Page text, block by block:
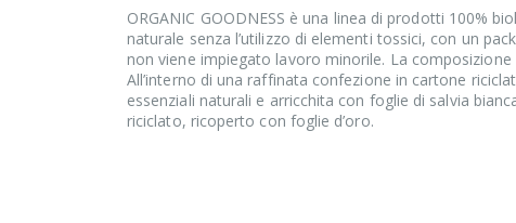
ORGANIC GOODNESS è una linea di prodotti 100%
naturale senza l’utilizzo di elementi tossici, con un
non viene impiegato lavoro minorile. La
All’interno di una raffinata confezione in cartone
essenziali naturali e arricchita con foglie di salvia
riciclato, ricoperto con foglie d’oro.